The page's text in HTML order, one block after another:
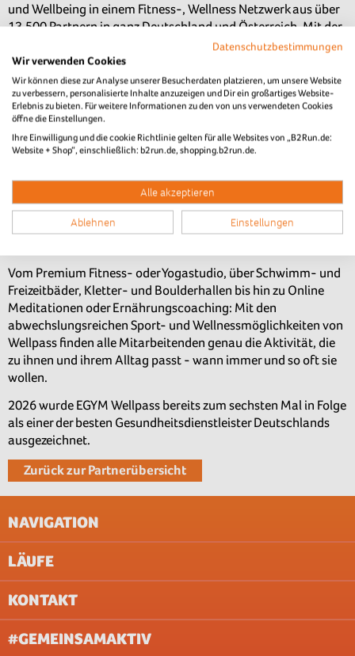
und Wellbeing in einem Fitness-, Wellness Netzwerk aus über
13.500 Partnern in ganz Deutschland und Österreich. Mit der
Wellpass App haben Mitarbeitende zudem Zugang zu über
6.500 Online Kursen zu Bewegung, Ernährung und
Meditation.
Gesunde, motivierte und leistungsfähige Mitarbeitende sind
die entscheidenden Erfolgsfaktoren für Unternehmen -
gleichzeitig legen echte Talente heutzutage mehr denn je
besonderen Wert auf ein ausgeglichenes Arbeits- und
passende Angebote, die es ihnen ermöglichen, sich körperlich
und mental fit zu halten. Doch so unterschiedlich die
Mitarbeitenden, so unterschiedlich deren Interessen und
Vom Premium Fitness- oder Yogastudio, über Schwimm- und
Freizeitbäder, Kletter- und Boulderhallen bis hin zu Online
Meditationen oder Ernährungscoaching: Mit den
abwechslungsreichen Sport- und Wellnessmöglichkeiten von
Wellpass finden alle Mitarbeitenden genau die Aktivität, die
zu ihnen und ihrem Alltag passt - wann immer und so oft sie
wollen.
2026 wurde EGYM Wellpass bereits zum sechsten Mal in Folge
als einer der besten Gesundheitsdienstleister Deutschlands
ausgezeichnet.
Zurück zur Partnerübersicht
NAVIGATION
IMPRESSUM
AGB
UNTERNEHMEN
ABOUT & JOBS
FAQ
LÄUFE
AACHEN
BERLIN
BREMEN
KONTAKT
#GEMEINSAMAKTIV
Datenschutzbestimmungen
Wir verwenden Cookies
Wir können diese zur Analyse unserer Besucherdaten platzieren, um unsere Website
zu verbessern, personalisierte Inhalte anzuzeigen und Dir ein großartiges Website-
Erlebnis zu bieten. Für weitere Informationen zu den von uns verwendeten Cookies
öffne die Einstellungen.
Ihre Einwilligung und die cookie Richtlinie gelten für alle Websites von „B2Run.de:
Website + Shop“, einschließlich: b2run.de, shopping.b2run.de.
Alle akzeptieren
Ablehnen Einstellungen